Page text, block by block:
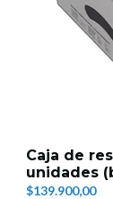
Caja de
unidades
$139.900,00